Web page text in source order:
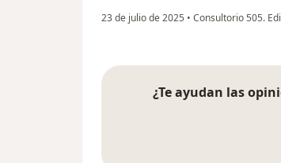
23 de julio de 2025 • Consultorio 505.
¿Te ayudan las